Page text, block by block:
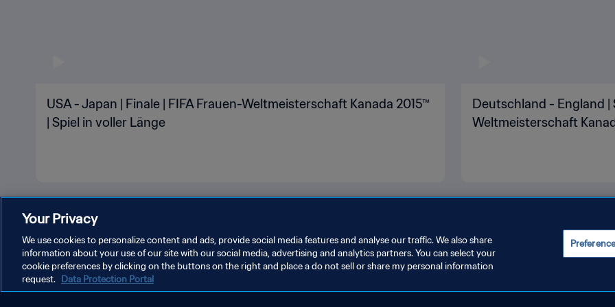
USA - Japan | Finale | FIFA Frauen-Weltmeisterschaft Kanada 2015™
| Spiel in voller Länge
Deutschland - England |
Weltmeisterschaft
DATENSCHUTZ NUTZUNGSBEDINGUNGEN
Your Privacy
We use cookies to personalize content and ads, provide social media features and analyse our traffic. We also share
information about your use of our site with our social media, advertising and analytics partners. You can select your
cookie preferences by clicking on the buttons on the right and place a do not sell or share my personal information
request. Data Protection Portal